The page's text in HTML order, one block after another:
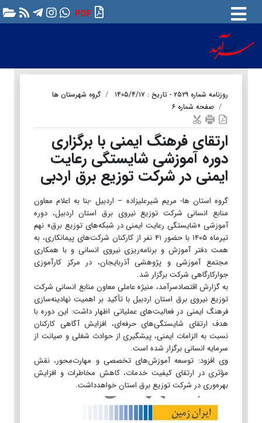
PDF
روزنامه شماره ۲۵۲۹ - تاریخ : ۱۴۰۵/۴/۱۷
گروه شهرستان ها
صفحه شماره ۶
ارتقای فرهنگ ایمنی با برگزاری
دوره آموزشی شایستگی رعایت
ایمنی در شرکت توزیع برق اردبی
گروه استان ها- مریم شیرعلیزاده – اردبیل -بنا به اعلام معاون
منابع انسانی شرکت توزیع نیروی برق استان اردبیل، دوره
آموزشی «شایستگی رعایت ایمنی در شبکه‌های توزیع برق» نهم
تیرماه ۱۴۰۵ با حضور ۴۱ نفر از کارکنان شرکت‌های پیمانکاری، به
همت دفتر آموزش و برنامه‌ریزی نیروی انسانی و با همکاری
مجتمع آموزشی و پژوهشی آذربایجان، در مرکز کارآموزی
جوارکارگاهی شرکت برگزار شد.
به گزارش اقتصادسرآمد، منیژه عاملی معاون منابع انسانی شرکت
توزیع نیروی برق استان اردبیل با تأکید بر اهمیت نهادینه‌سازی
فرهنگ ایمنی در فعالیت‌های عملیاتی اظهار داشت: این دوره با
هدف ارتقای شایستگی‌های حرفه‌ای، افزایش آگاهی کارکنان
نسبت به الزامات ایمنی، پیشگیری از حوادث شغلی و صیانت از
سرمایه انسانی برگزار شده است.
وی افزود: توسعه آموزش‌های تخصصی و مهارت‌محور، نقش
مؤثری در ارتقای کیفیت خدمات، کاهش مخاطرات و افزایش
بهره‌وری در شرکت توزیع برق استان خواهدداشت.